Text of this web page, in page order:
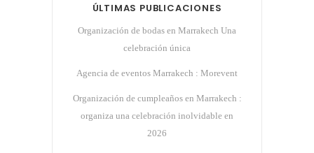
ÚLTIMAS PUBLICACIONES
Organización de bodas en Marrakech Una
celebración única
Agencia de eventos Marrakech : Morevent
Organización de cumpleaños en Marrakech :
organiza una celebración inolvidable en
2026